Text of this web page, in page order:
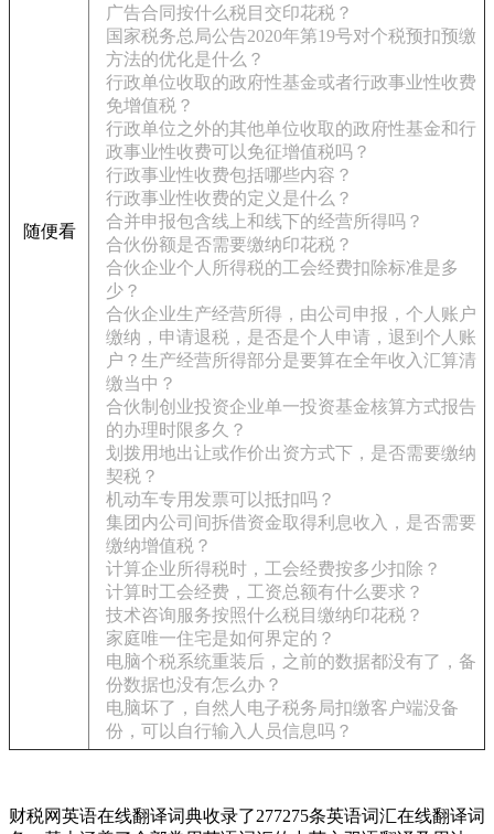
随便看
广告合同按什么税目交印花税？
国家税务总局公告2020年第19号对个税预扣预缴
方法的优化是什么？
行政单位收取的政府性基金或者行政事业性收费
免增值税？
行政单位之外的其他单位收取的政府性基金和行
政事业性收费可以免征增值税吗？
行政事业性收费包括哪些内容？
行政事业性收费的定义是什么？
合并申报包含线上和线下的经营所得吗？
合伙份额是否需要缴纳印花税？
合伙企业个人所得税的工会经费扣除标准是多
少？
合伙企业生产经营所得，由公司申报，个人账户
缴纳，申请退税，是否是个人申请，退到个人账
户？生产经营所得部分是要算在全年收入汇算清
缴当中？
合伙制创业投资企业单一投资基金核算方式报告
的办理时限多久？
划拨用地出让或作价出资方式下，是否需要缴纳
契税？
机动车专用发票可以抵扣吗？
集团内公司间拆借资金取得利息收入，是否需要
缴纳增值税？
计算企业所得税时，工会经费按多少扣除？
计算时工会经费，工资总额有什么要求？
技术咨询服务按照什么税目缴纳印花税？
家庭唯一住宅是如何界定的？
电脑个税系统重装后，之前的数据都没有了，备
份数据也没有怎么办？
电脑坏了，自然人电子税务局扣缴客户端没备
份，可以自行输入人员信息吗？
财税网英语在线翻译词典收录了277275条英语词汇在线翻译词